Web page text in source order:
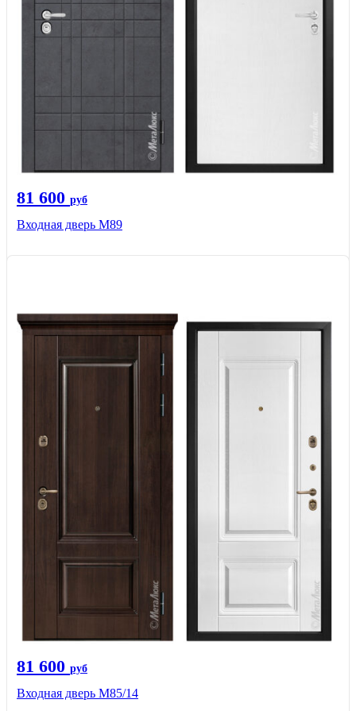
81 600 руб
Входная дверь M89
81 600 руб
Входная дверь М85/14